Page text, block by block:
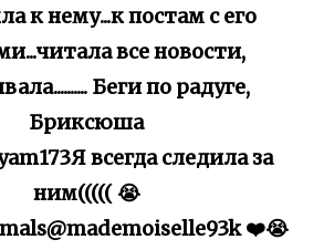
к нему...к постам с его
все новости,
Беги по радуге,
Бриксюша
всегда следила за
ним((((( 😭
❤️😭